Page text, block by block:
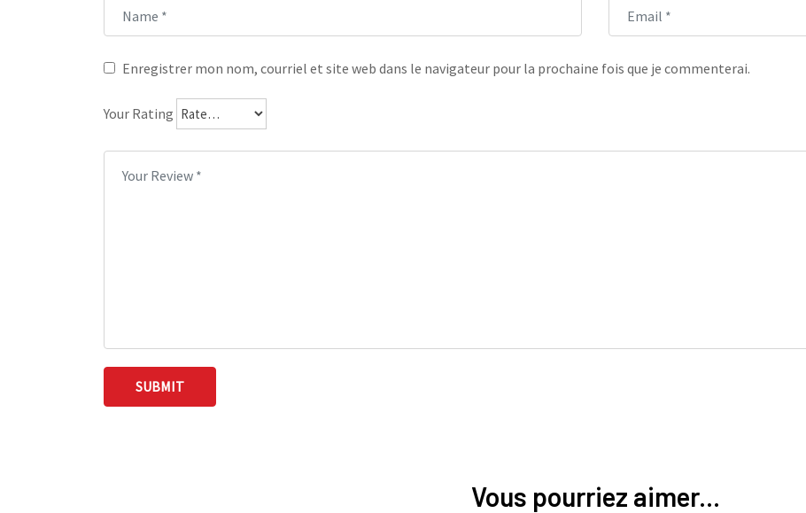
Enregistrer mon nom, courriel et site web dans le navigateur pour la prochaine fois que je commenterai.
Your Rating
Vous pourriez aimer...